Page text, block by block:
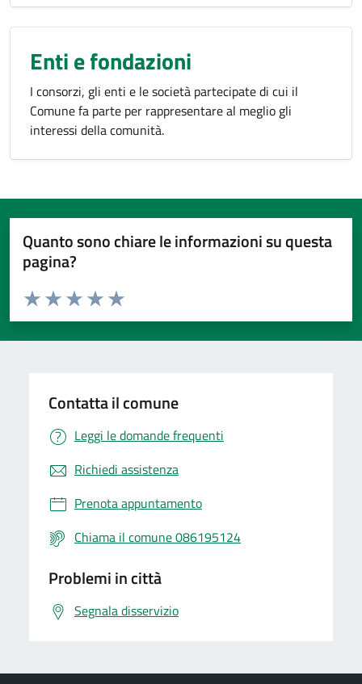
Enti e fondazioni
I consorzi, gli enti e le società partecipate di cui il
Comune fa parte per rappresentare al meglio gli
interessi della comunità.
Quanto sono chiare le informazioni su questa
pagina?
Valuta da 1 a 5 stelle la pagina
Valuta 5 stelle su 5
Valuta 4 stelle su 5
Valuta 3 stelle su 5
Valuta 2 stelle su 5
Valuta 1 stelle su 5
Contatta il comune
Leggi le domande frequenti
Richiedi assistenza
Prenota appuntamento
Chiama il comune 086195124
Problemi in città
Segnala disservizio